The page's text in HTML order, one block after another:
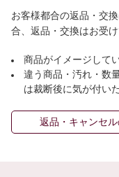
お客様都合の返品・交
合、返品・交換はお受け
商品がイメージして
違う商品・汚れ・数
は裁断後に気が付いた
返品・キャンセ